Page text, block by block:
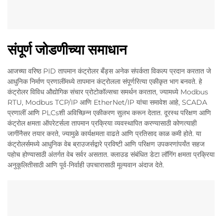
संपूर्ण जोडणीच्या समाधान
आजच्या वरिष्ठ PID तापमान कंट्रोलर बँड्स अनेक संपर्कता विकल्प प्रदान करतात जे
आधुनिक निर्माण प्रणालींमध्ये तापमान कंट्रोलला संपूर्णरित्या एकीकृत भाग बनवते. हे
कंट्रोलर विविध औद्योगिक संचार प्रोटोकॉल्सचा समर्थन करतात, ज्यामध्ये Modbus
RTU, Modbus TCP/IP आणि EtherNet/IP यांचा समावेश आहे, SCADA
प्रणालीं आणि PLCsशी अविच्छिन्न एकीकरण सुलभ करून देतात. दूरस्थ परिक्षण आणि
कंट्रोल क्षमता ऑपरेटर्सला तापमान प्रक्रिया व्यवस्थापित करण्यासाठी कोणत्याही
जागींनैसर तयार करते, ज्यामुळे कार्यक्षमता वाढते आणि प्रतिसाद काळ कमी होते. या
कंट्रोलर्समध्ये आधुनिक वेब ब्राउजर्सद्वारे प्रविष्टी आणि परिक्षण उपकरणांपर्यंत सहज
पहोच होण्यासाठी अंतर्गत वेब सर्वर असतात. क्लाउड संबंधित डेटा लॉगिंग क्षमता प्रक्रिया
अनुकूलितीसाठी आणि पूर्व-निर्वाही उपचारासाठी मूल्यवान अंदाज देते.